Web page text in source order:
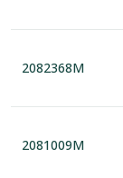
2082368M
2081009M